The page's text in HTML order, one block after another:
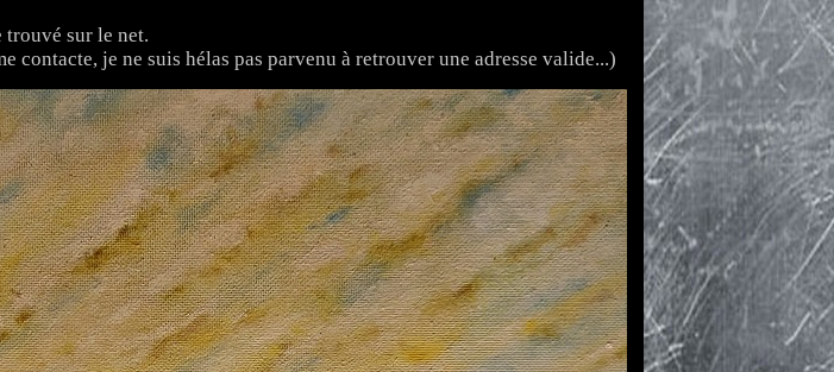
sur le net.
contacte, je ne suis hélas pas parvenu à retrouver une adresse valide...)